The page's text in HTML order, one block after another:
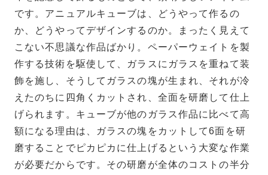
です。アニュアルキューブは、どうやって作るの
か、どうやってデザインするのか。まったく見えて
こない不思議な作品ばかり。ペーパーウェイトを製
作する技術を駆使して、ガラスにガラスを重ねて装
飾を施し、そうしてガラスの塊が生まれ、それが冷
えたのちに四角くカットされ、全面を研磨して仕上
げられます。キューブが他のガラス作品に比べて高
額になる理由は、ガラスの塊をカットして6面を研
磨することでピカピカに仕上げるという大変な作業
が必要だからです。その研磨が全体のコストの半分